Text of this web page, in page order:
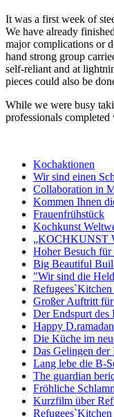
It was a first week of
We have already
major complications or
hand strong group
self-reliant and at
pieces could also be
While we were busy
professionals completed
Kochaktionen
Wir sind einen
Collaboration in
Kommen Ihnen
Frauenfrühstück
Kochkunst
„KOCHKUNST
Hoher Besuch für
Big Beautiful
"Wir sind die
Großer Auftritt
Der Endspurt des
Happy
Die Küche im
Das Gelingen der
Lang lebe die B-
The guardian
Fröhliche
Kurzfilm über